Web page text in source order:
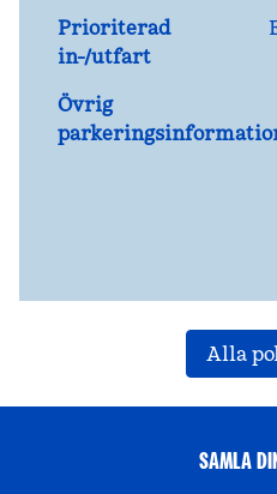
Prioriterad
in-/utfart
Övrig
Alla
SAMLA